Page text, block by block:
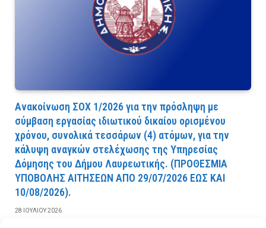
Ανακοίνωση ΣΟΧ 1/2026 για την πρόσληψη με
σύμβαση εργασίας ιδιωτικού δικαίου ορισμένου
χρόνου, συνολικά τεσσάρων (4) ατόμων, για την
κάλυψη αναγκών στελέχωσης της Υπηρεσίας
Δόμησης του Δήμου Λαυρεωτικής. (ΠPOΘEΣMIA
YΠOBOΛHΣ AITHΣEΩN AΠO 29/07/2026 EΩΣ KAI
10/08/2026).
28 ΙΟΥΛΊΟΥ 2026